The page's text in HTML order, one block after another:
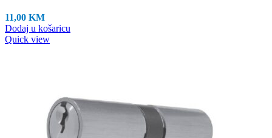
11,00 KM
Dodaj u košaricu
Quick view